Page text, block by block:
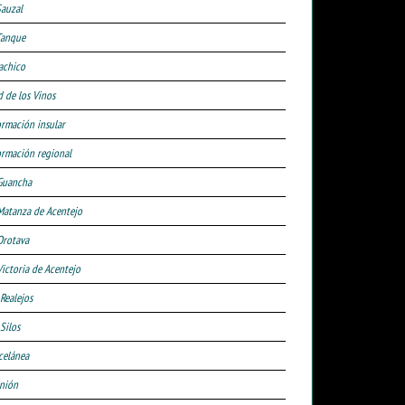
de los Vinos
insular
regional
de Acentejo
de Acentejo